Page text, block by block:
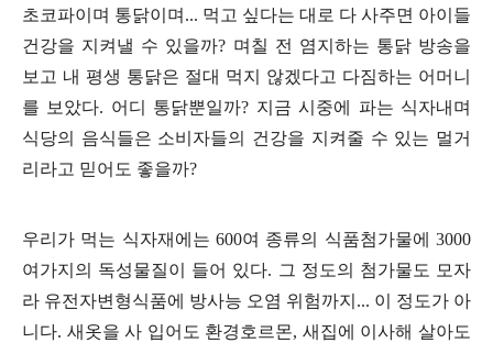
초코파이며 통닭이며 ... 먹고 싶다는 대로 다 사주면 아이들
건강을 지켜낼 수 있을까? 며칠 전 염지하는 통닭 방송을
보고 내 평생 통닭은 절대 먹지 않겠다고 다짐하는 어머니
를 보았다. 어디 통닭뿐일까? 지금 시중에 파는 식자내며
식당의 음식들은 소비자들의 건강을 지켜줄 수 있는 멀거
리라고 믿어도 좋을까?
우리가 먹는 식자재에는 600여 종류의 식품첨가물에 3000
여가지의 독성물질이 들어 있다. 그 정도의 첨가물도 모자
라 유전자변형식품에 방사능 오염 위험까지 ... 이 정도가 아
니다. 새옷을 사 입어도 환경호르몬, 새집에 이사해 살아도